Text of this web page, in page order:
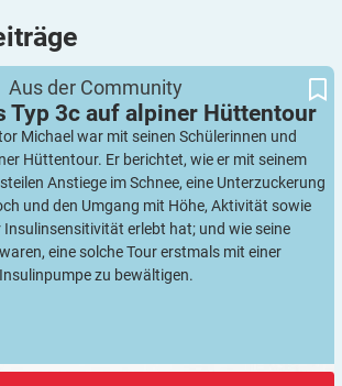
Aus der Community
Typ 3c auf alpiner Hüttentour
Michael war mit seinen Schülerinnen und
Hüttentour. Er berichtet, wie er mit seinem
Anstiege im Schnee, eine Unterzuckerung
und den Umgang mit Höhe, Aktivität sowie
erlebt hat; und wie seine
eine solche Tour erstmals mit einer
Insulinpumpe zu bewältigen.